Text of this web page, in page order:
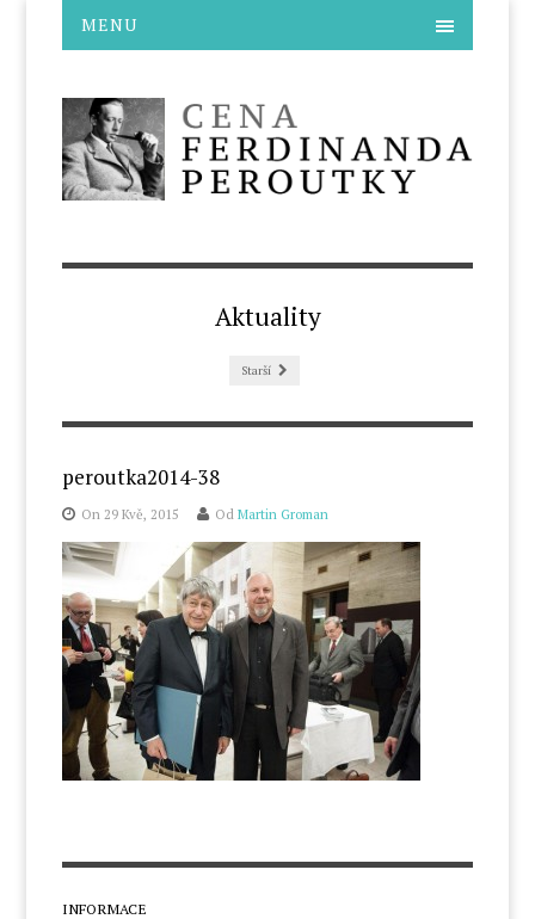
MENU
Aktuality
Starší
peroutka2014-38
On 29 Kvě, 2015 OdMartin Groman
INFORMACE